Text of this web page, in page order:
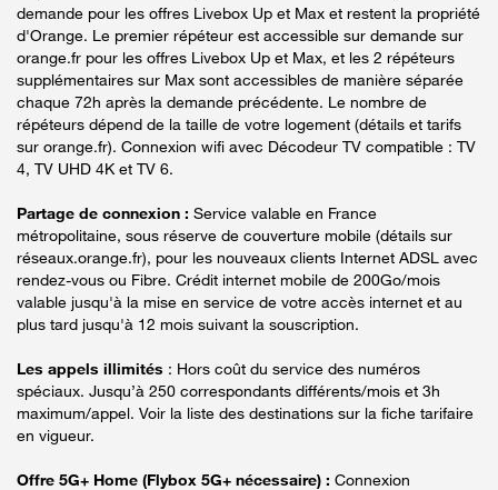
demande pour les offres Livebox Up et Max et restent la propriété
d'Orange. Le premier répéteur est accessible sur demande sur
orange.fr pour les offres Livebox Up et Max, et les 2 répéteurs
supplémentaires sur Max sont accessibles de manière séparée
chaque 72h après la demande précédente. Le nombre de
répéteurs dépend de la taille de votre logement (détails et tarifs
sur orange.fr). Connexion wifi avec Décodeur TV compatible : TV
4, TV UHD 4K et TV 6.
Partage de connexion : Service valable en France
métropolitaine, sous réserve de couverture mobile (détails sur
réseaux.orange.fr), pour les nouveaux clients Internet ADSL avec
rendez-vous ou Fibre. Crédit internet mobile de 200Go/mois
valable jusqu'à la mise en service de votre accès internet et au
plus tard jusqu'à 12 mois suivant la souscription.
Les appels illimités : Hors coût du service des numéros
spéciaux. Jusqu’à 250 correspondants différents/mois et 3h
maximum/appel. Voir la liste des destinations sur la fiche tarifaire
en vigueur.
Offre 5G+ Home (Flybox 5G+ nécessaire) : Connexion